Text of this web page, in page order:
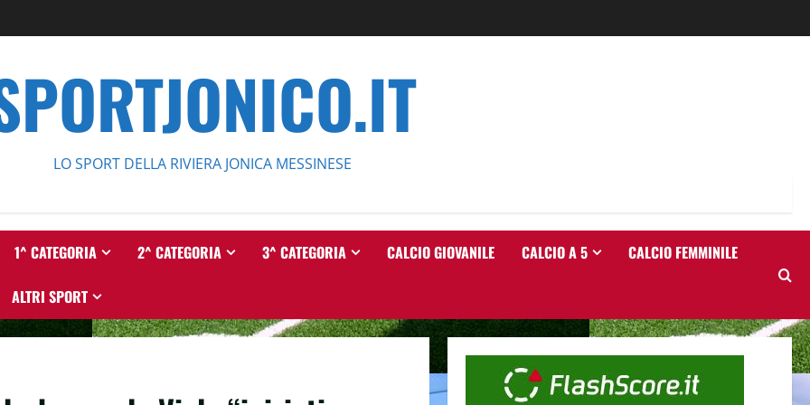
LO SPORT DELLA RIVIERA JONICA MESSINESE
1^ CATEGORIA 2^ CATEGORIA 3^ CATEGORIA CALCIO GIOVANILE CALCIO A 5 CALCIO FEMMINILE
ALTRI SPORT